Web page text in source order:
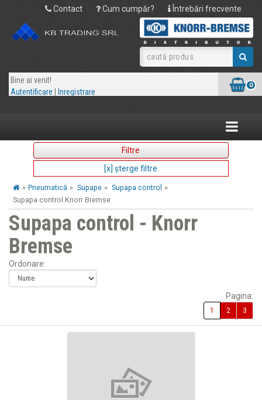
Contact Cum cumpăr? Întrebări frecvente
Bine ai venit!
Autentificare
Inregistrare
0
Toggle
Filtre
[x] şterge filtre
» Pneumatică » Supape » Supapa control »
Supapa control Knorr Bremse
Supapa control - Knorr
Bremse
Ordonare:
Pagina:
1 2 3